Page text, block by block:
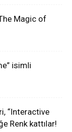
Magic of
isimli
“Interactive
Renk kattılar!